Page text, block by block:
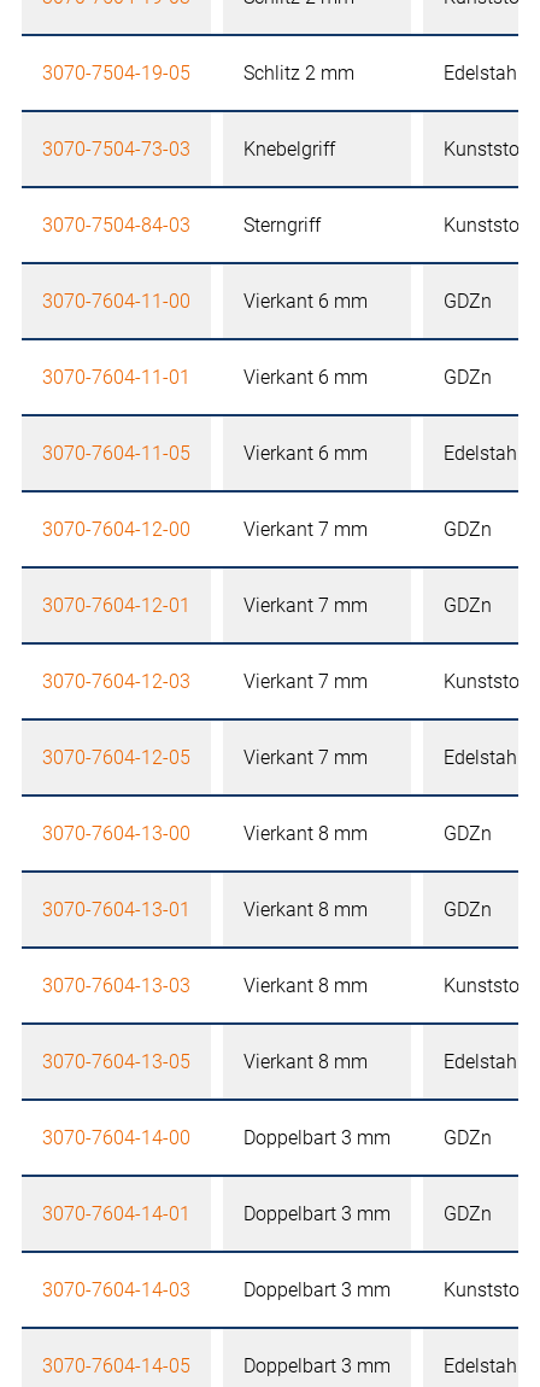
3070-7504-19-05 Schlitz 2 mm Edelstahl
3070-7504-73-03 Knebelgriff Kunststoff
3070-7504-84-03 Sterngriff Kunststoff
3070-7604-11-00 Vierkant 6 mm GDZn
3070-7604-11-01 Vierkant 6 mm GDZn
3070-7604-11-05 Vierkant 6 mm Edelstahl
3070-7604-12-00 Vierkant 7 mm GDZn
3070-7604-12-01 Vierkant 7 mm GDZn
3070-7604-12-03 Vierkant 7 mm Kunststoff
3070-7604-12-05 Vierkant 7 mm Edelstahl
3070-7604-13-00 Vierkant 8 mm GDZn
3070-7604-13-01 Vierkant 8 mm GDZn
3070-7604-13-03 Vierkant 8 mm Kunststoff
3070-7604-13-05 Vierkant 8 mm Edelstahl
3070-7604-14-00 Doppelbart 3 mm GDZn
3070-7604-14-01 Doppelbart 3 mm GDZn
3070-7604-14-03 Doppelbart 3 mm Kunststoff
3070-7604-14-05 Doppelbart 3 mm Edelstahl